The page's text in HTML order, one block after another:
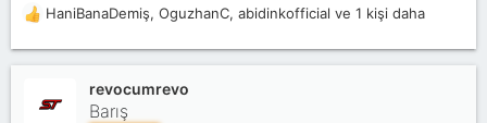
T
HaniBanaDemiş, OguzhanC, abidinkofficial ve 1 kişi daha
revocumrevo
Barış